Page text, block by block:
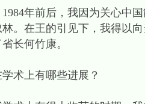
年前后，我因为关心中国
。在王的引见下，我得以
长何竹康。
术上有哪些进展？